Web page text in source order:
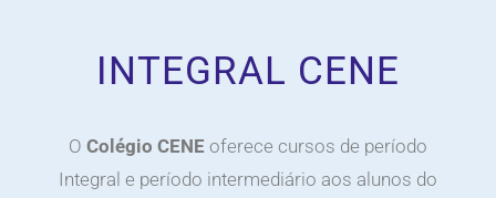
INTEGRAL CENE
O Colégio CENE oferece cursos de período
Integral e período intermediário aos alunos do